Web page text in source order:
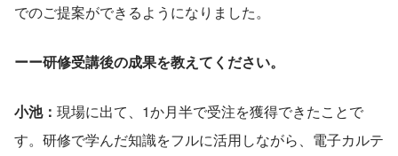
でのご提案ができるようになりました。
ーー研修受講後の成果を教えてください。
小池： 現場に出て、1か月半で受注を獲得できたことで
す。研修で学んだ知識をフルに活用しながら、電子カルテ